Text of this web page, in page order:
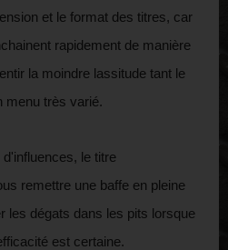
et le format des titres, car
rapidement de manière
la moindre lassitude tant le
menu très varié.
le titre
remettre une baffe en pleine
les dégats dans les pits lorsque
est certaine.